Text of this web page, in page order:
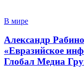
В мире
Александр
«Евразийское
Глобал Медиа